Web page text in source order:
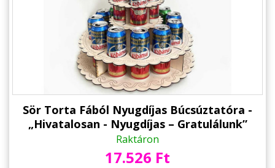
Sör Torta Fából Nyugdíjas Búcsúztatóra -
„Hivatalosan - Nyugdíjas – Gratulálunk”
feliratú topperrel - Ajándék Nyugdíjas
Búcsúztatóra
Raktáron
17.526 Ft